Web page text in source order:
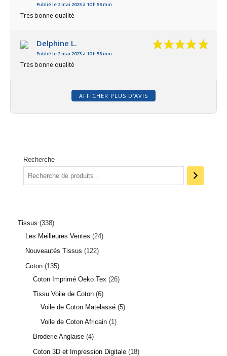
Publié le 2 mai 2023 à 10 h 58 min
Très bonne qualité
Delphine L.
Publié le 2 mai 2023 à 10 h 58 min
Très bonne qualité
AFFICHER PLUS D'AVIS
Recherche
Tissus 338
Les Meilleures Ventes 24
Nouveautés Tissus
122
Coton 135
Coton Imprimé Oeko Tex
26
Tissu Voile de Coton 6
Voile de Coton Matelassé 5
Voile de Coton Africain 1
Broderie Anglaise 4
Coton 3D et Impression Digitale 18